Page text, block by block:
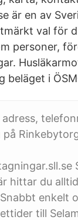
är en av
val för
personer,
beläget i
hittar du
enkelt
till